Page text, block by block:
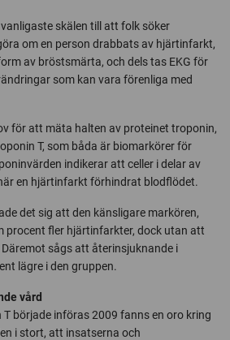
skälen till att folk söker
om en person drabbats av hjärtinfarkt,
av bröstsmärta, och dels tas EKG för
som kan vara förenliga med
för att mäta halten av proteinet troponin,
T, som båda är biomarkörer för
indikerar att celler i delar av
en hjärtinfarkt förhindrat blodflödet.
det sig att den känsligare markören,
procent fler hjärtinfarkter, dock utan att
sågs att återinsjuknande i
lägre i den gruppen.
vård
började införas 2009 fanns en oro kring
i stort, att insatserna och